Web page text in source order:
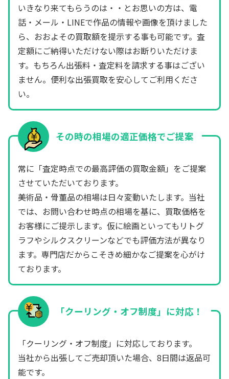
いきなり来てもらうのは・・とお思いの方は、電
話・メール・LINEで作品の情報や画像を頂けました
ら、おおよその買取額を提示する事も可能です。査
定額にご納得いただけない際はお断りいただけま
す。もちろん出張料・査定料を請求する事はござい
ません。便利な出張買取を安心してご利用くださ
い。
その時の相場の適正価格でご提案
常に「査定時点での最高評価の買取金額」をご提案
させていただいております。
美術品・骨董品の相場は日々変動いたします。当社
では、お問い合わせ時点の相場を基に、買取価格を
お客様にご提示します。仮に絵画といってもリトグ
ラフやシルクスクリーンなどでも評価方法が異なり
ます。専門店だからこそきめ細かなご提案を心がけ
ております。
「クーリング・オフ制度」に対応！
「クーリング・オフ制度」に対応しております。
当社から出張してご売却頂いた場合、8日間は返品可
能です。